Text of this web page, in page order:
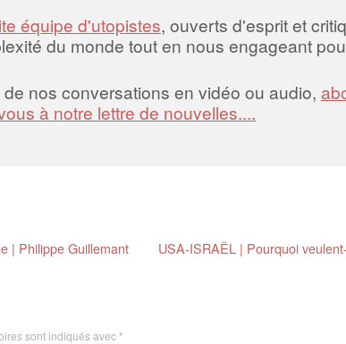
équipe d'utopistes, ouverts d'esprit et
du monde tout en nous engageant
nos conversations en vidéo ou audio,
à notre lettre de nouvelles....
| Philippe Guillemant USA-ISRAËL | Pourquoi
sont indiqués avec*